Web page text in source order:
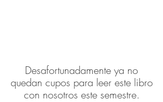
Desafortunadamente ya no
quedan cupos para leer este libro
con nosotros este semestre.